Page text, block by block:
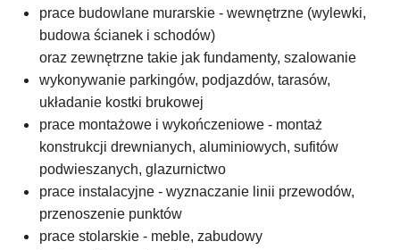
prace budowlane murarskie - wewnętrzne (wylewki,
budowa ścianek i schodów)
oraz zewnętrzne takie jak fundamenty, szalowanie
wykonywanie parkingów, podjazdów, tarasów,
układanie kostki brukowej
prace montażowe i wykończeniowe - montaż
konstrukcji drewnianych, aluminiowych, sufitów
podwieszanych, glazurnictwo
prace instalacyjne - wyznaczanie linii przewodów,
przenoszenie punktów
prace stolarskie - meble, zabudowy